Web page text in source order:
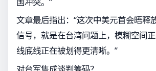
文章最后指出：“这次中美元首会晤释
信号，就是在台湾问题上，模糊空间
线底线正在被划得更清晰。”